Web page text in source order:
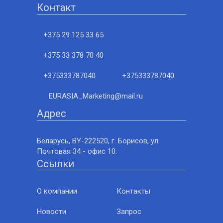
Контакт
+375 29 125 33 65
+375 33 378 70 40
+375333787040 +375333787040
EURASIA_Marketing@mail.ru
Адрес
Беларусь, BY-222520, г. Борисов, ул.
Почтовая 34 - офис 10.
Ссылки
О компании Контакты
Новости Запрос